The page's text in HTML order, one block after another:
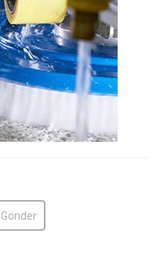
Gönder